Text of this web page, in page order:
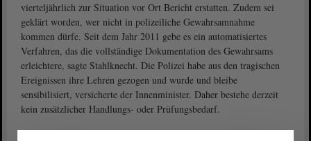
vierteljährlich zur Situation vor Ort Bericht erstatten. Zudem sei
geklärt worden, wer nicht in polizeiliche Gewahrsamnahme
kommen dürfe. Seit dem Jahr 2011 gebe es ein automatisiertes
Verfahren, das die vollständige Dokumentation des Gewahrsams
erleichtere, sagte Stahlknecht. Die Polizei habe aus den tragischen
Ereignissen ihre Lehren gezogen und wurde und bleibe
sensibilisiert, versicherte der Innenminister. Daher bestehe derzeit
kein zusätzlicher Handlungs- oder Prüfungsbedarf.